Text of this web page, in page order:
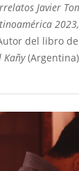
Javier
2023,
del libro
Kañy